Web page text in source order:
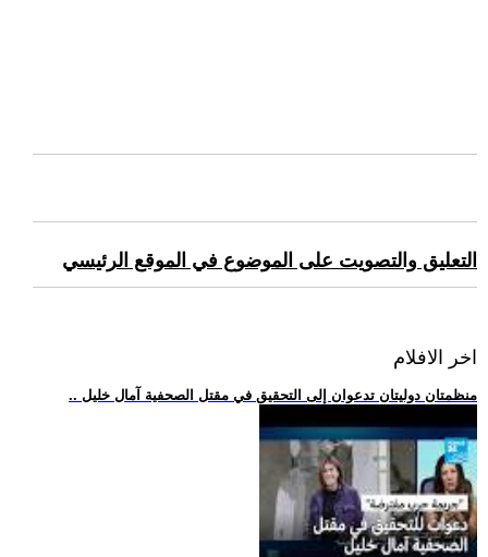
التعليق والتصويت على الموضوع في الموقع الرئيسي
اخر الافلام
.. منظمتان دوليتان تدعوان إلى التحقيق في مقتل الصحفية آمال خليل